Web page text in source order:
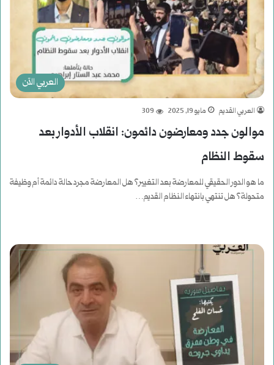
العربي الآن
العربي القديم مايو 19, 2025 309
موالون جدد ومعارضون دائمون: انقلاب الأدوار بعد
سقوط النظام
ما هو الدور الحقيقي للمعارضة بعد التغيير؟ هل المعارضة مجرد حالة دائمة أم وظيفة
متحولة؟ هل تنتهي بانتهاء النظام القديم…